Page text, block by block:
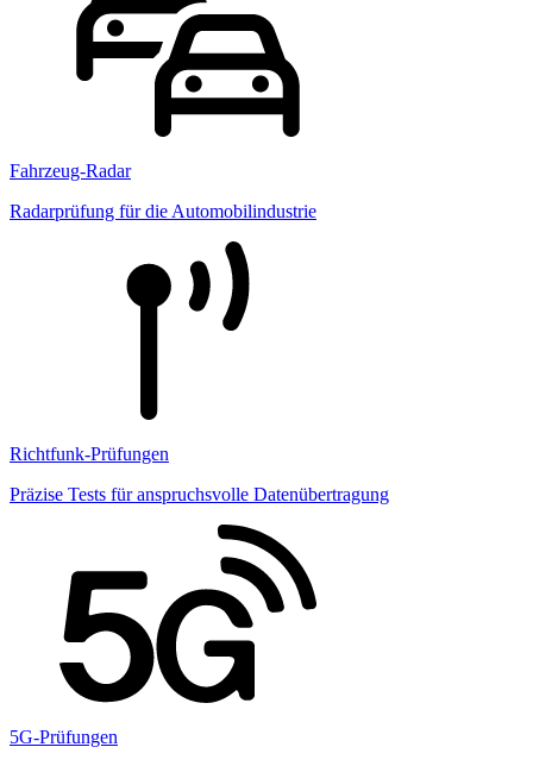
Fahrzeug-Radar
Radarprüfung für die Automobilindustrie
Richtfunk-Prüfungen
Präzise Tests für anspruchsvolle Datenübertragung
5G-Prüfungen